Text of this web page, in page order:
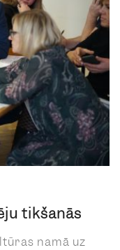
tikšanās
namā uz